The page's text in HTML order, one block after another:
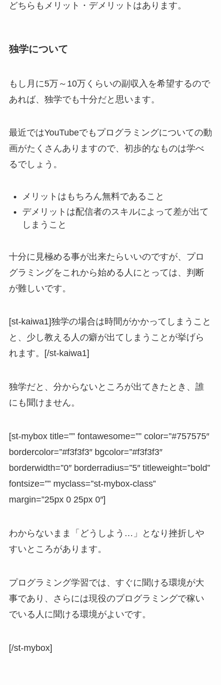
どちらもメリット・デメリットはあります。
独学について
もし月に5万～10万くらいの副収入を希望するので
あれば、独学でも十分だと思います。
最近ではYouTubeでもプログラミングについての動
画がたくさんありますので、初歩的なものは学べ
るでしょう。
メリットはもちろん無料であること
デメリットは配信者のスキルによって差が出て
しまうこと
十分に見極める事が出来たらいいのですが、プロ
グラミングをこれから始める人にとっては、判断
が難しいです。
[st-kaiwa1]独学の場合は時間がかかってしまうこと
と、少し教える人の癖が出てしまうことが挙げら
れます。[/st-kaiwa1]
独学だと、分からないところが出てきたとき、誰
にも聞けません。
[st-mybox title=”” fontawesome=”” color=”#757575″
bordercolor=”#f3f3f3″ bgcolor=”#f3f3f3″
borderwidth=”0″ borderradius=”5″ titleweight=”bold”
fontsize=”” myclass=”st-mybox-class”
margin=”25px 0 25px 0″]
わからないまま「どうしよう…」となり挫折しや
すいところがあります。
プログラミング学習では、すぐに聞ける環境が大
事であり、さらには現役のプログラミングで稼い
でいる人に聞ける環境がよいです。
[/st-mybox]